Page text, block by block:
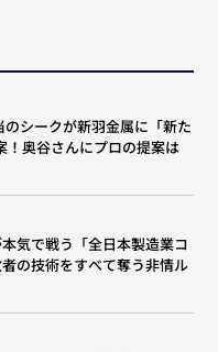
のシークが新羽金属に「新た
！奥谷さんにプロの提案は
本気で戦う「全日本製造業コ
の技術をすべて奪う非情ル